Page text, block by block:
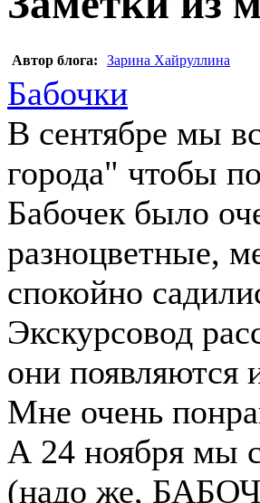
Автор блога: Зарина Хайруллина
Бабочки
В сентябре мы
города" чтобы
Бабочек было
разноцветные,
спокойно
Экскурсовод
они появляются
Мне очень
А 24 ноября мы
(надо же,